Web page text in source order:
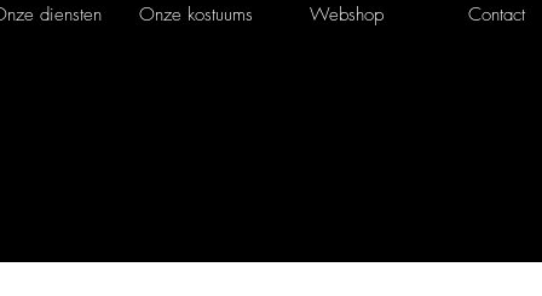
diensten Onze kostuums Webshop Contact